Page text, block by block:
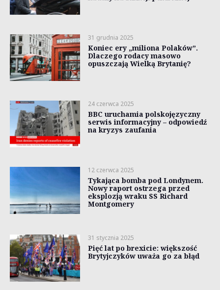
31 grudnia 2025
Koniec ery „miliona Polaków”.
Dlaczego rodacy masowo
opuszczają Wielką Brytanię?
24 czerwca 2025
BBC uruchamia polskojęzyczny
serwis informacyjny – odpowiedź
na kryzys zaufania
12 czerwca 2025
Tykająca bomba pod Londynem.
Nowy raport ostrzega przed
eksplozją wraku SS Richard
Montgomery
31 stycznia 2025
Pięć lat po brexicie: większość
Brytyjczyków uważa go za błąd